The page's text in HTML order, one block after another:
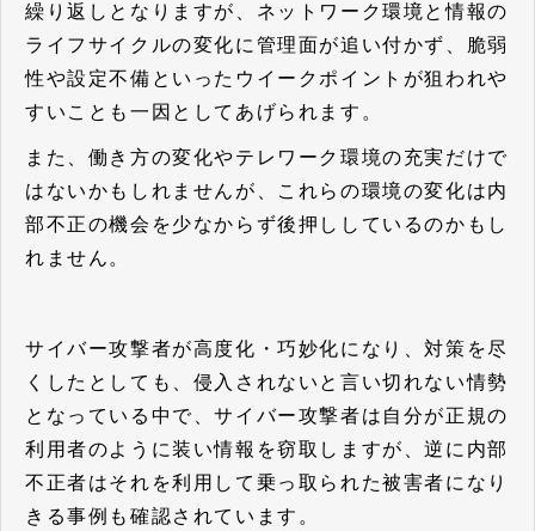
繰り返しとなりますが、ネットワーク環境と情報の
ライフサイクルの変化に管理面が追い付かず、脆弱
性や設定不備といったウイークポイントが狙われや
すいことも一因としてあげられます。
また、働き方の変化やテレワーク環境の充実だけで
はないかもしれませんが、これらの環境の変化は内
部不正の機会を少なからず後押ししているのかもし
れません。
サイバー攻撃者が高度化・巧妙化になり、対策を尽
くしたとしても、侵入されないと言い切れない情勢
となっている中で、サイバー攻撃者は自分が正規の
利用者のように装い情報を窃取しますが、逆に内部
不正者はそれを利用して乗っ取られた被害者になり
きる事例も確認されています。